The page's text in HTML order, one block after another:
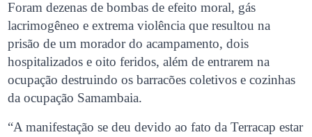
Foram dezenas de bombas de efeito moral, gás
lacrimogêneo e extrema violência que resultou na
prisão de um morador do acampamento, dois
hospitalizados e oito feridos, além de entrarem na
ocupação destruindo os barracões coletivos e cozinhas
da ocupação Samambaia.
“A manifestação se deu devido ao fato da Terracap estar